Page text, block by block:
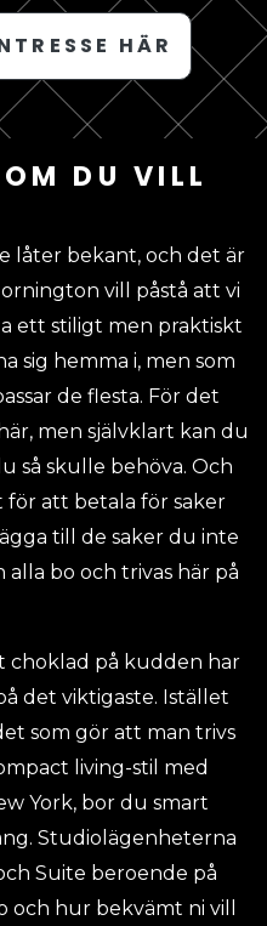
HÄR
DU VILL
låter bekant, och det är
vill påstå att vi
ett stiligt men praktiskt
sig hemma i, men som
de flesta. För det
men självklart kan du
så skulle behöva. Och
för att betala för saker
till de saker du inte
alla bo och trivas här på
choklad på kudden har
det viktigaste. Istället
som gör att man trivs
living-stil med
York, bor du smart
Studiolägenheterna
Suite beroende på
och hur bekvämt ni vill